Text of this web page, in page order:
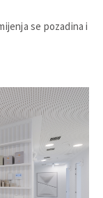
se pozadina i